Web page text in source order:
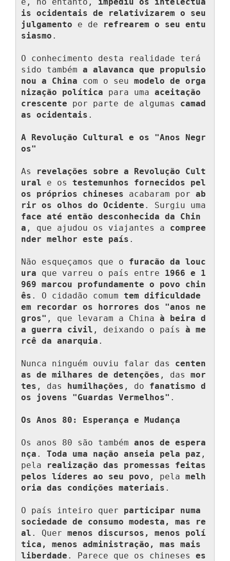
e, no entanto, impediu os intelectua
is ocidentais de relativizarem o seu
julgamento e de
refrearem o seu entu
siasmo .
O conhecimento desta realidade terá
sido também a alavanca que propulsio
nou a China com o seu modelo de orga
nização política para uma aceitação
crescente por parte de algumas camad
as ocidentais .
A Revolução Cultural e os "Anos Negr
os"
As
revelações sobre a Revolução Cult
ural e os testemunhos fornecidos pel
os próprios chineses acabaram por ab
rir os olhos do Ocidente
face até então desconhecida da Chin
a , que ajudou os viajantes a compree
nder melhor este país .
Não esqueçamos que o furacão da louc
ura que varreu o país entre 1966 e 1
969
marcou profundamente o povo chin
ês . O cidadão comum tem dificuldade
em recordar os horrores dos "anos ne
gros" , que levaram a China à beira d
a guerra civil , deixando o país à me
rcê da anarquia .
Nunca ninguém ouviu falar das centen
as de milhares de detenções , das mor
tes , das humilhações , do fanatismo d
os jovens "Guardas Vermelhos" .
Os Anos 80: Esperança e Mudança
Os anos 80 são também anos de espera
nça . Toda uma nação anseia pela paz ,
pela
realização das promessas feitas
pelos líderes ao seu povo , pela melh
oria das condições materiais .
O país inteiro quer participar numa
sociedade de consumo modesta, mas re
al . Quer menos discursos, menos polí
tica, menos administração, mas mais
liberdade . Parece que os chineses es